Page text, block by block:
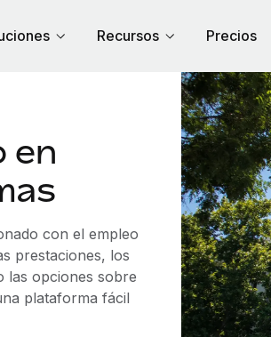
Recursos Precios
en
con el empleo
prestaciones, los
las opciones sobre
plataforma fácil